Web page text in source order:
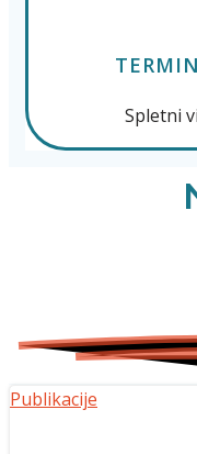
Spletni
Publikacije